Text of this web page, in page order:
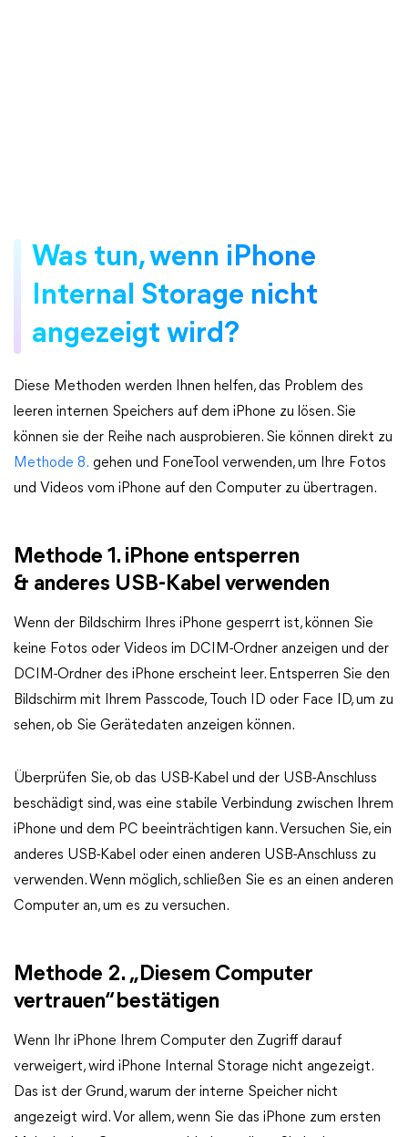
Was tun, wenn iPhone
Internal Storage nicht
angezeigt wird?
Diese Methoden werden Ihnen helfen, das Problem des
leeren internen Speichers auf dem iPhone zu lösen. Sie
können sie der Reihe nach ausprobieren. Sie können direkt zu
Methode 8. gehen und FoneTool verwenden, um Ihre Fotos
und Videos vom iPhone auf den Computer zu übertragen.
Methode 1. iPhone entsperren
& anderes USB-Kabel verwenden
Wenn der Bildschirm Ihres iPhone gesperrt ist, können Sie
keine Fotos oder Videos im DCIM-Ordner anzeigen und der
DCIM-Ordner des iPhone erscheint leer. Entsperren Sie den
Bildschirm mit Ihrem Passcode, Touch ID oder Face ID, um zu
sehen, ob Sie Gerätedaten anzeigen können.
Überprüfen Sie, ob das USB-Kabel und der USB-Anschluss
beschädigt sind, was eine stabile Verbindung zwischen Ihrem
iPhone und dem PC beeinträchtigen kann. Versuchen Sie, ein
anderes USB-Kabel oder einen anderen USB-Anschluss zu
verwenden. Wenn möglich, schließen Sie es an einen anderen
Computer an, um es zu versuchen.
Methode 2. „Diesem Computer
vertrauen“ bestätigen
Wenn Ihr iPhone Ihrem Computer den Zugriff darauf
verweigert, wird iPhone Internal Storage nicht angezeigt.
Das ist der Grund, warum der interne Speicher nicht
angezeigt wird. Vor allem, wenn Sie das iPhone zum ersten